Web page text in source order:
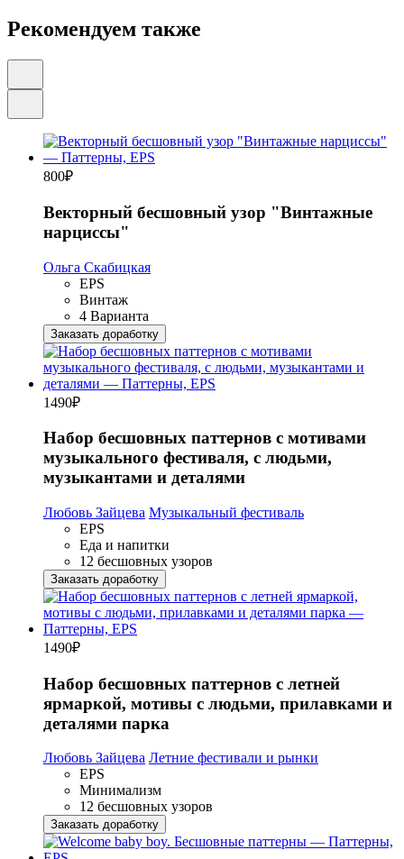
Рекомендуем также
800₽
Векторный бесшовный узор "Винтажные
нарциссы"
Ольга Скабицкая
EPS
Винтаж
4 Варианта
Заказать доработку
1490₽
Набор бесшовных паттернов с мотивами
музыкального фестиваля, с людьми,
музыкантами и деталями
Любовь Зайцева Музыкальный фестиваль
EPS
Еда и напитки
12 бесшовных узоров
Заказать доработку
1490₽
Набор бесшовных паттернов с летней
ярмаркой, мотивы с людьми, прилавками и
деталями парка
Любовь Зайцева Летние фестивали и рынки
EPS
Минимализм
12 бесшовных узоров
Заказать доработку